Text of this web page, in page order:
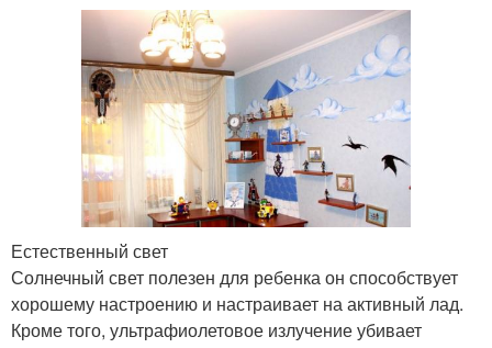
Естественный свет
Солнечный свет полезен для ребенка он способствует
хорошему настроению и настраивает на активный лад.
Кроме того, ультрафиолетовое излучение убивает